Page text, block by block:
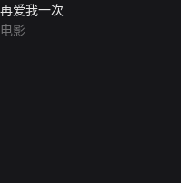
再爱我一次
电影